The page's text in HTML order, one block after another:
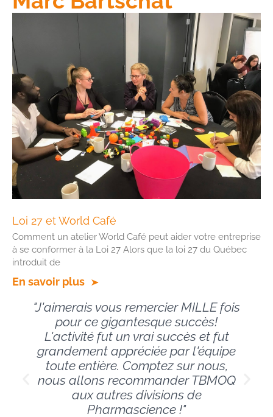
Loi 27 et World Café
Comment un atelier World Café peut aider votre entreprise
à se conformer à la Loi 27 Alors que la loi 27 du Québec
introduit de
En savoir plus
"J'aimerais vous remercier MILLE fois
pour ce gigantesque succès!
L'activité fut un vrai succès et fut
grandement appréciée par l'équipe
toute entière. Comptez sur nous,
nous allons recommander TBMOQ
aux autres divisions de
Pharmascience !"